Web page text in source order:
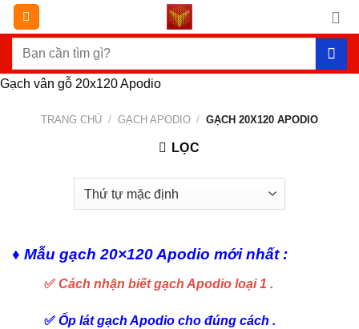
Chuyển
đến
dung
Tìm
Gạch vân gỗ 20x120 Apodio
TRANG CHỦ / GẠCH APODIO / GẠCH 20X120 APODIO
LỌC
♦ Mẫu gạch 20×120 Apodio mới nhất :
✅ Cách nhận biết gạch Apodio loại 1 .
✅ Ốp lát gạch Apodio cho đúng cách .